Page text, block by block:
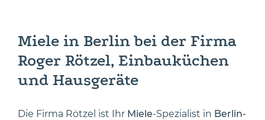
Miele in Berlin bei der Firma
Roger Rötzel, Einbauküchen
und Hausgeräte
Die Firma Rötzel ist Ihr Miele-Spezialist in Berlin-